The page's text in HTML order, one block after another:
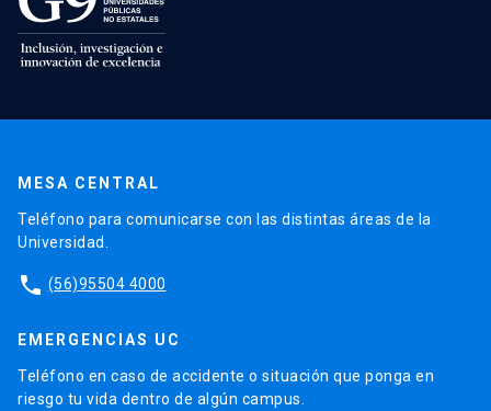
MESA CENTRAL
Teléfono para comunicarse con las distintas áreas de la
Universidad.
phone (56)95504 4000
EMERGENCIAS UC
Teléfono en caso de accidente o situación que ponga en
riesgo tu vida dentro de algún campus.